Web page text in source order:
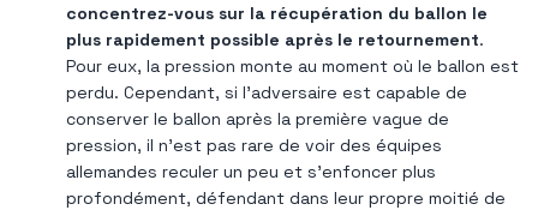
concentrez-vous sur la récupération du ballon le
plus rapidement possible après le retournement.
Pour eux, la pression monte au moment où le ballon est
perdu. Cependant, si l'adversaire est capable de
conserver le ballon après la première vague de
pression, il n'est pas rare de voir des équipes
allemandes reculer un peu et s'enfoncer plus
profondément, défendant dans leur propre moitié de